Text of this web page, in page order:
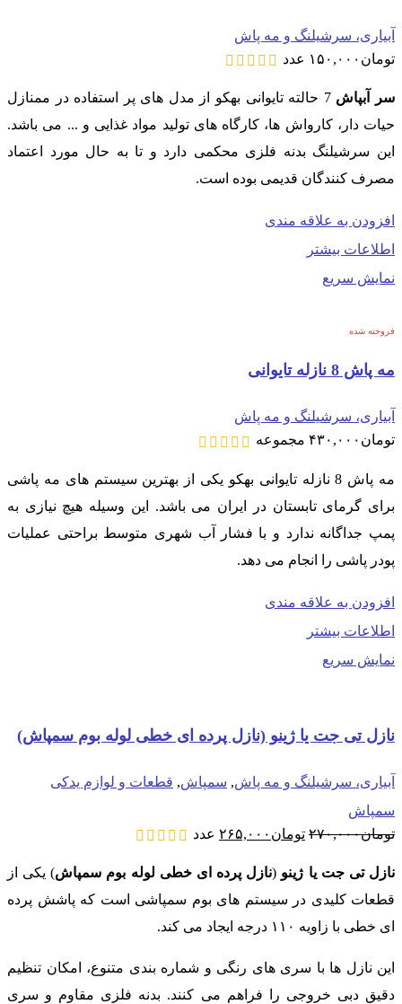
آبیاری، سرشیلنگ و مه پاش
تومان ۱۵۰,۰۰۰ عدد
سر آبپاش
7 حالته تایوانی بهکو از مدل های پر استفاده در ممنازل
حیات دار، کارواش ها، کارگاه های تولید مواد غذایی و ... می باشد.
این سرشیلنگ بدنه فلزی محکمی دارد و تا به حال مورد اعتماد
مصرف کنندگان قدیمی بوده است.
افزودن به علاقه مندی
اطلاعات بیشتر
نمایش سریع
فروخته شده
مه پاش 8 نازله تایوانی
آبیاری، سرشیلنگ و مه پاش
تومان ۴۳۰,۰۰۰ مجموعه
مه پاش 8 نازله تایوانی بهکو یکی از بهترین سیستم های مه پاشی
برای گرمای تابستان در ایران می باشد. این وسیله هیچ نیازی به
پمپ جداگانه ندارد و با فشار آب شهری متوسط براحتی عملیات
پودر پاشی را انجام می دهد.
افزودن به علاقه مندی
اطلاعات بیشتر
نمایش سریع
نازل تی جت یا ژینو (نازل پرده ای خطی لوله بوم سمپاش)
آبیاری، سرشیلنگ و مه پاش, سمپاش, قطعات و لوازم یدکی
سمپاش
تومان۲۷۰,۰۰۰ قیمت
تومان۲۷۰,۰۰۰
بود.
تومان ۲۶۵,۰۰۰قیمت
تومان۲۶۵,۰۰۰.
عدد
نازل تی جت یا ژینو (نازل پرده ای خطی لوله بوم سمپاش) یکی از
قطعات کلیدی در سیستم های بوم سمپاشی است که پاشش پرده
ای خطی با زاویه ۱۱۰ درجه ایجاد می کند.
این نازل ها با سری های رنگی و شماره بندی متنوع، امکان تنظیم
دقیق دبی خروجی را فراهم می کنند. بدنه فلزی مقاوم و سری